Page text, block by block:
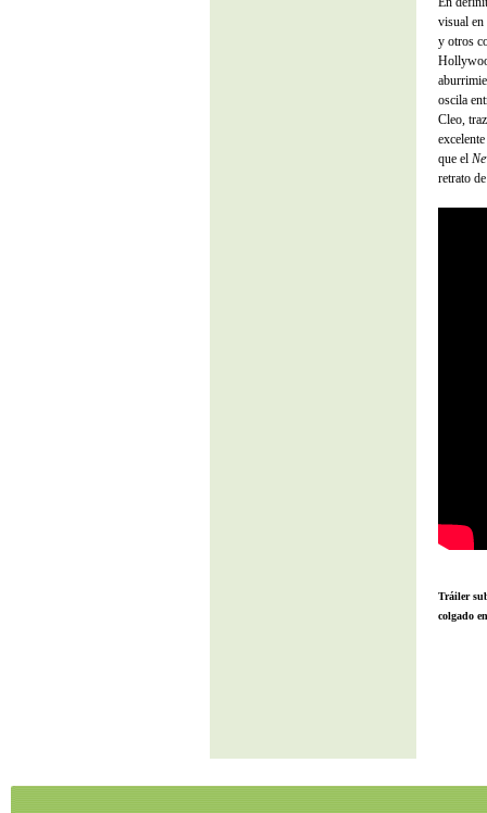
visual en
y otros
oscila
Cleo,
que el
retrato
Tráiler
colgado